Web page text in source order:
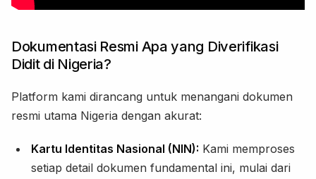
Dokumentasi Resmi Apa yang Diverifikasi
Didit di Nigeria?
Platform kami dirancang untuk menangani dokumen
resmi utama Nigeria dengan akurat:
Kartu Identitas Nasional (NIN): Kami memproses
setiap detail dokumen fundamental ini, mulai dari